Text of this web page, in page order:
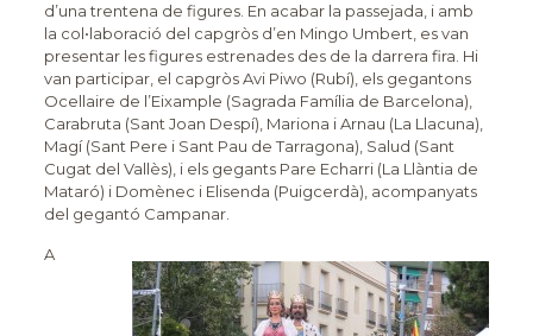
d’una trentena de figures. En acabar la passejada, i amb
la col•laboració del capgròs d’en Mingo Umbert, es van
presentar les figures estrenades des de la darrera fira. Hi
van participar, el capgròs Avi Piwo (Rubí), els gegantons
Ocellaire de l’Eixample (Sagrada Família de Barcelona),
Carabruta (Sant Joan Despí), Mariona i Arnau (La Llacuna),
Magí (Sant Pere i Sant Pau de Tarragona), Salud (Sant
Cugat del Vallès), i els gegants Pare Echarri (La Llàntia de
Mataró) i Domènec i Elisenda (Puigcerdà), acompanyats
del gegantó Campanar.
A